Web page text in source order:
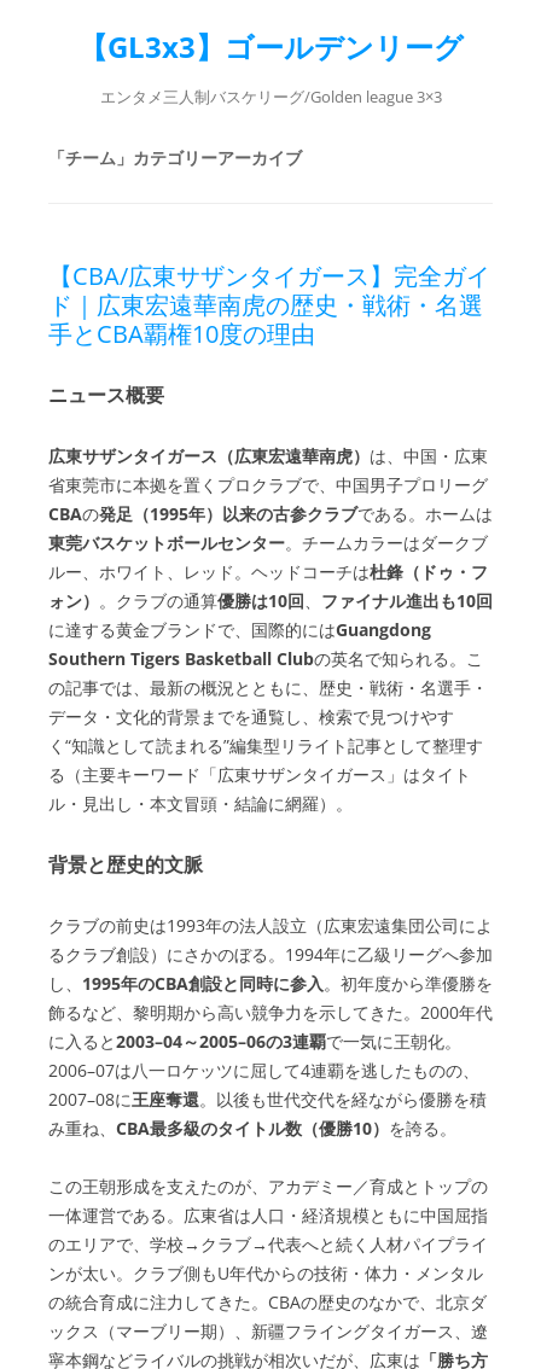
【GL3x3】ゴールデンリーグ
エンタメ三人制バスケリーグ/Golden league 3×3
「チーム 」カテゴリーアーカイブ
【CBA/広東サザンタイガース】完全ガイ
ド｜広東宏遠華南虎の歴史・戦術・名選
手とCBA覇権10度の理由
ニュース概要
広東サザンタイガース（広東宏遠華南虎） は、中国・広東
省東莞市に本拠を置くプロクラブで、中国男子プロリーグ
CBAの発足（1995年）以来の古参クラブである。ホームは
東莞バスケットボールセンター。チームカラーはダークブ
ルー、ホワイト、レッド。ヘッドコーチは杜鋒（ドゥ・フ
ォン） 。クラブの通算優勝は10回、 ファイナル進出も10回
に達する黄金ブランドで、国際的にはGuangdong
Southern Tigers Basketball Clubの英名で知られる。こ
の記事では、最新の概況とともに、歴史・戦術・名選手・
データ・文化的背景までを通覧し、検索で見つけやす
く“知識として読まれる”編集型リライト記事として整理す
る（主要キーワード「広東サザンタイガース」はタイト
ル・見出し・本文冒頭・結論に網羅）。
背景と歴史的文脈
クラブの前史は1993年の法人設立（広東宏遠集団公司によ
るクラブ創設）にさかのぼる。1994年に乙級リーグへ参加
し、 1995年のCBA創設と同時に参入。初年度から準優勝を
飾るなど、黎明期から高い競争力を示してきた。2000年代
に入ると2003–04～2005–06の3連覇で一気に王朝化。
2006–07は八一ロケッツに屈して4連覇を逃したものの、
2007–08に王座奪還。以後も世代交代を経ながら優勝を積
み重ね、 CBA最多級のタイトル数（優勝10） を誇る。
この王朝形成を支えたのが、アカデミー／育成とトップの
一体運営である。広東省は人口・経済規模ともに中国屈指
のエリアで、学校→クラブ→代表へと続く人材パイプライ
ンが太い。クラブ側もU年代からの技術・体力・メンタル
の統合育成に注力してきた。CBAの歴史のなかで、北京ダ
ックス（マーブリー期）、新疆フライングタイガース、遼
寧本鋼などライバルの挑戦が相次いだが、広東は 「勝ち方